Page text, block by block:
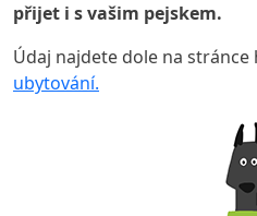
přijet i s vašim pejskem.
Údaj najdete dole na stránce
ubytování.